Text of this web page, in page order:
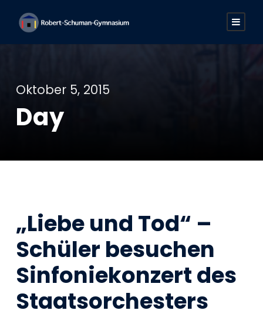
Oktober 5, 2015
Day
„Liebe und Tod“ –
Schüler besuchen
Sinfoniekonzert des
Staatsorchesters